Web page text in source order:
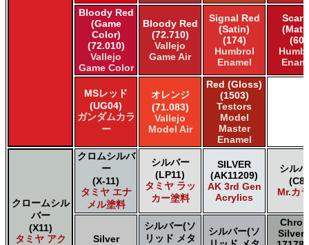
Bloody Red
(Game
Color)
(72.010)
Vallejo
Game Color
Bloody Red
(72.710)
Vallejo
Game Air
Signal Red
(Satin)
(174)
Humbrol
Enamel
(60)
MSレッド
(UG04)
ガンダムカラ
ー
オレンジ
(71.083)
Vallejo
Model Air
Red (Gloss)
(1503)
Testors
Model
Master
Enamel
クロームシル
バー
(X11)
タミヤ アク
クロムシルバ
ー
(X-11)
タミヤ エナ
メル塗料
シルバー
(LP11)
タミヤ ラッ
カー塗料
SILVER
(AK11209)
AK 3rd Gen
Acrylics
シル
(C8)
Mr.カ
Silver
シルバー(ソ
リッド メタ
シルバー(ソ
Silver